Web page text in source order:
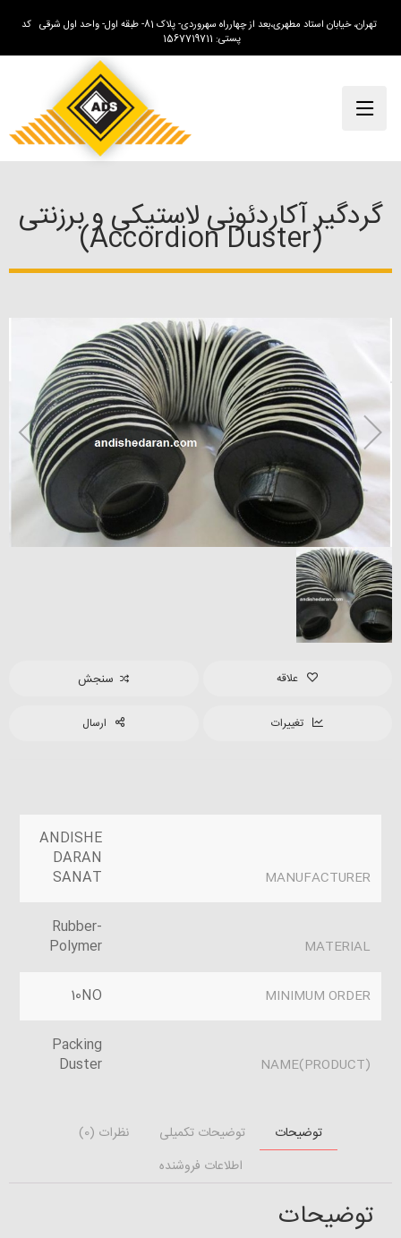
تهران، خیابان استاد مطهری،بعد از چهارراه سهروردی- پلاک 81- طبقه اول- واحد اول شرقی کد
پستی: 1567719711
گردگیر آکاردئونی لاستیکی و برزنتی
(Accordion Duster)
علاقه سنجش
تغییرات ارسال
MANUFACTURER
ANDISHE
DARAN
SANAT
MATERIAL
Rubber-
Polymer
MINIMUM ORDER
10NO
(PRODUCT)NAME
Packing
Duster
توضیحات توضیحات تکمیلی
نظرات (0)
اطلاعات فروشنده
توضیحات